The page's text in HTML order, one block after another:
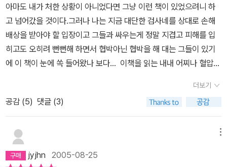
찮게 할 피의자들은 완벽하게 '무죄추정의 원칙'을 적용하는 잘못된
사례들이 인상적이다. 물론 여기에 언론은 알권리 운운하며 맞서겠지
만 굳이 헌법정신을 위배해가면서 까지 경찰서에서 고개 푹숙이고 있
는 피의자들을 보여줄 필요는 또 뭐있겠는가.다 똑같은 그림이던데....
우리나라의 지난 50년은 독재와 반독재 투쟁의 시기였다.그나마 이
제 형식적 민주화가 이루어지고 있다.형식적 민주화란 절차적으로
법적으로 문제가 없다는 뜻이다. 우리의 민주화가 진정으로 완성되
해 독점된 법해석이나 특정시대에 만들어진 법해석등을 과감히 재해
석하고 비판해 보는 작업이 필요하다.또한 악법도 법이라고 지킬 것
사보다 더 많은 말을 했던 판사가 참으로 인상적이었다. 당당하게 말
하고 있지만 조금씩 울먹이는 선배를 달래며 입장을 이해하는 듯 대
변해주던 그 판사는 어떤 사람이었는지....그리고 또... (이왕 말 나온
김에 그냥 다 해버리자. ㅡㅡ;) 선배의 재판을 기다리며 옆집의 물건
을 말없이 가져가 고소된 사람, 간통죄로 들어온 사람..등등의 이야기
아마도 내가 봤었던 법원의 풍경은 지금 이 책에서 말하는 헌법의 풍
경과도 비슷한 것이 아닐까?무척 흥미롭고 재밌는 책이지만 현실을
떠올리면 조금은 씁쓸해진다. '그럼에도 불구하고' 이 책은 재미있다.
그러니 부디 많은 분들이 읽으시길. 특히 '법'으로 '밥'벌어 먹고 사시
있어야 합니다. ‘하나님의 음성을 듣는다’는 저의 책이 청소년들의 이
성을 마비시킨다는 명분으로 판매 금지되고 제가 붙잡혀가는 상황을
막기 위해서라도, 이는 반드시 필요한 태도입니다. 또 우리가 반드
시 알고 있어야 할 권리와 방어수단 즉 진술거부권과 무죄 추정의 원
권이 무시되고 짓밟힐 수도 있는 것이다. 국민이면 모두가 알고 있어
야 할 이러한 권리와 원칙들을 우리는 정확히 모르고 있는 경우가 많
지 않은가. 그렇다면 이러한 것은 정규 교육과정 적어도 고등학교 과
정에서 확실하게 가르쳐져야 하는 것이 아닌가 싶다. 국민으로서 살
아가기 위해 사회로 내보내지기 전에 꼭 알아야 하는 것들이니 말이
다. 나는 이 책을 친구에게 선물하고 직장동료들에게 권하고 형제들
때 분명 그의 이름을 접했던 것이다. 이 책은 양심적 병역거부를 주제
로 한 것인데, 그 내용이 신선하고 글빨이 좋다는 소문이 있었다. 어
찌되었건 본격적으로 그를 접한건 <헌법의 풍경>을 통해서다. 이 책
은 일반인이 접하기 어려운 법을 매우 쉽게 풀어쓴데다 재미까지 있
다고 해서 구입하게 되었다. 이미 소문으로 글빨이 상당하다고 하는
저자가 쓴 작품이고, 양심적 병역거부에 대해서 나와 같은 입장을 지
니고 있는 저자이기에 접하지 않아도 친숙했다. 읽은 후의 느낌은 역
학자죠. 다독가로서 그동안에 접했던 책과 경험을 통해 자신의 주장
을 재밌게 펼치는 분이십니다)을 접했을 때의 그 느낌이랄까. '김두
아마도 내가 처한 상황이 아니었다면 그냥 이런 책이 있었으려니 하
고 넘어갔을 것이다.그러나 나는 지금 대단한 검사네를 상대로 손해
배상을 받아야 할 입장이고 그들과 싸우는게 정말 지겹고 피해를 입
히고도 오히려 뻔뻔해 하면서 협박아닌 협박을 해 대는 그들이 있기
에 이 책이 눈에 쏙 들어왔나 보다... 이책을 읽는 내내 어찌나 혈압이
가 일어난다.저자도 말했듯이 다 그렇다는 것은 아닐것이다.. 나름대
로 소신있게 정말 시민을 위해 공정한 법의 판결을 내리고 수사하는
그런 사람들이 더 많을것이라고 믿고 싶다.. 아니 믿어야 할 것이다..
그렇지 않다면 정말 하루 하루 대한민국에서 살아간다는것이 견디기
힘들테니깐.사법고시에 합격하고 사법연수원을 수료하면서 생기는
그들의 만의 특권층이란 생각들과 강요... 이런 얘기가 설마 설마 했던
더보기
공감 (5) 댓글 (3)
jyjhn 2005-08-25